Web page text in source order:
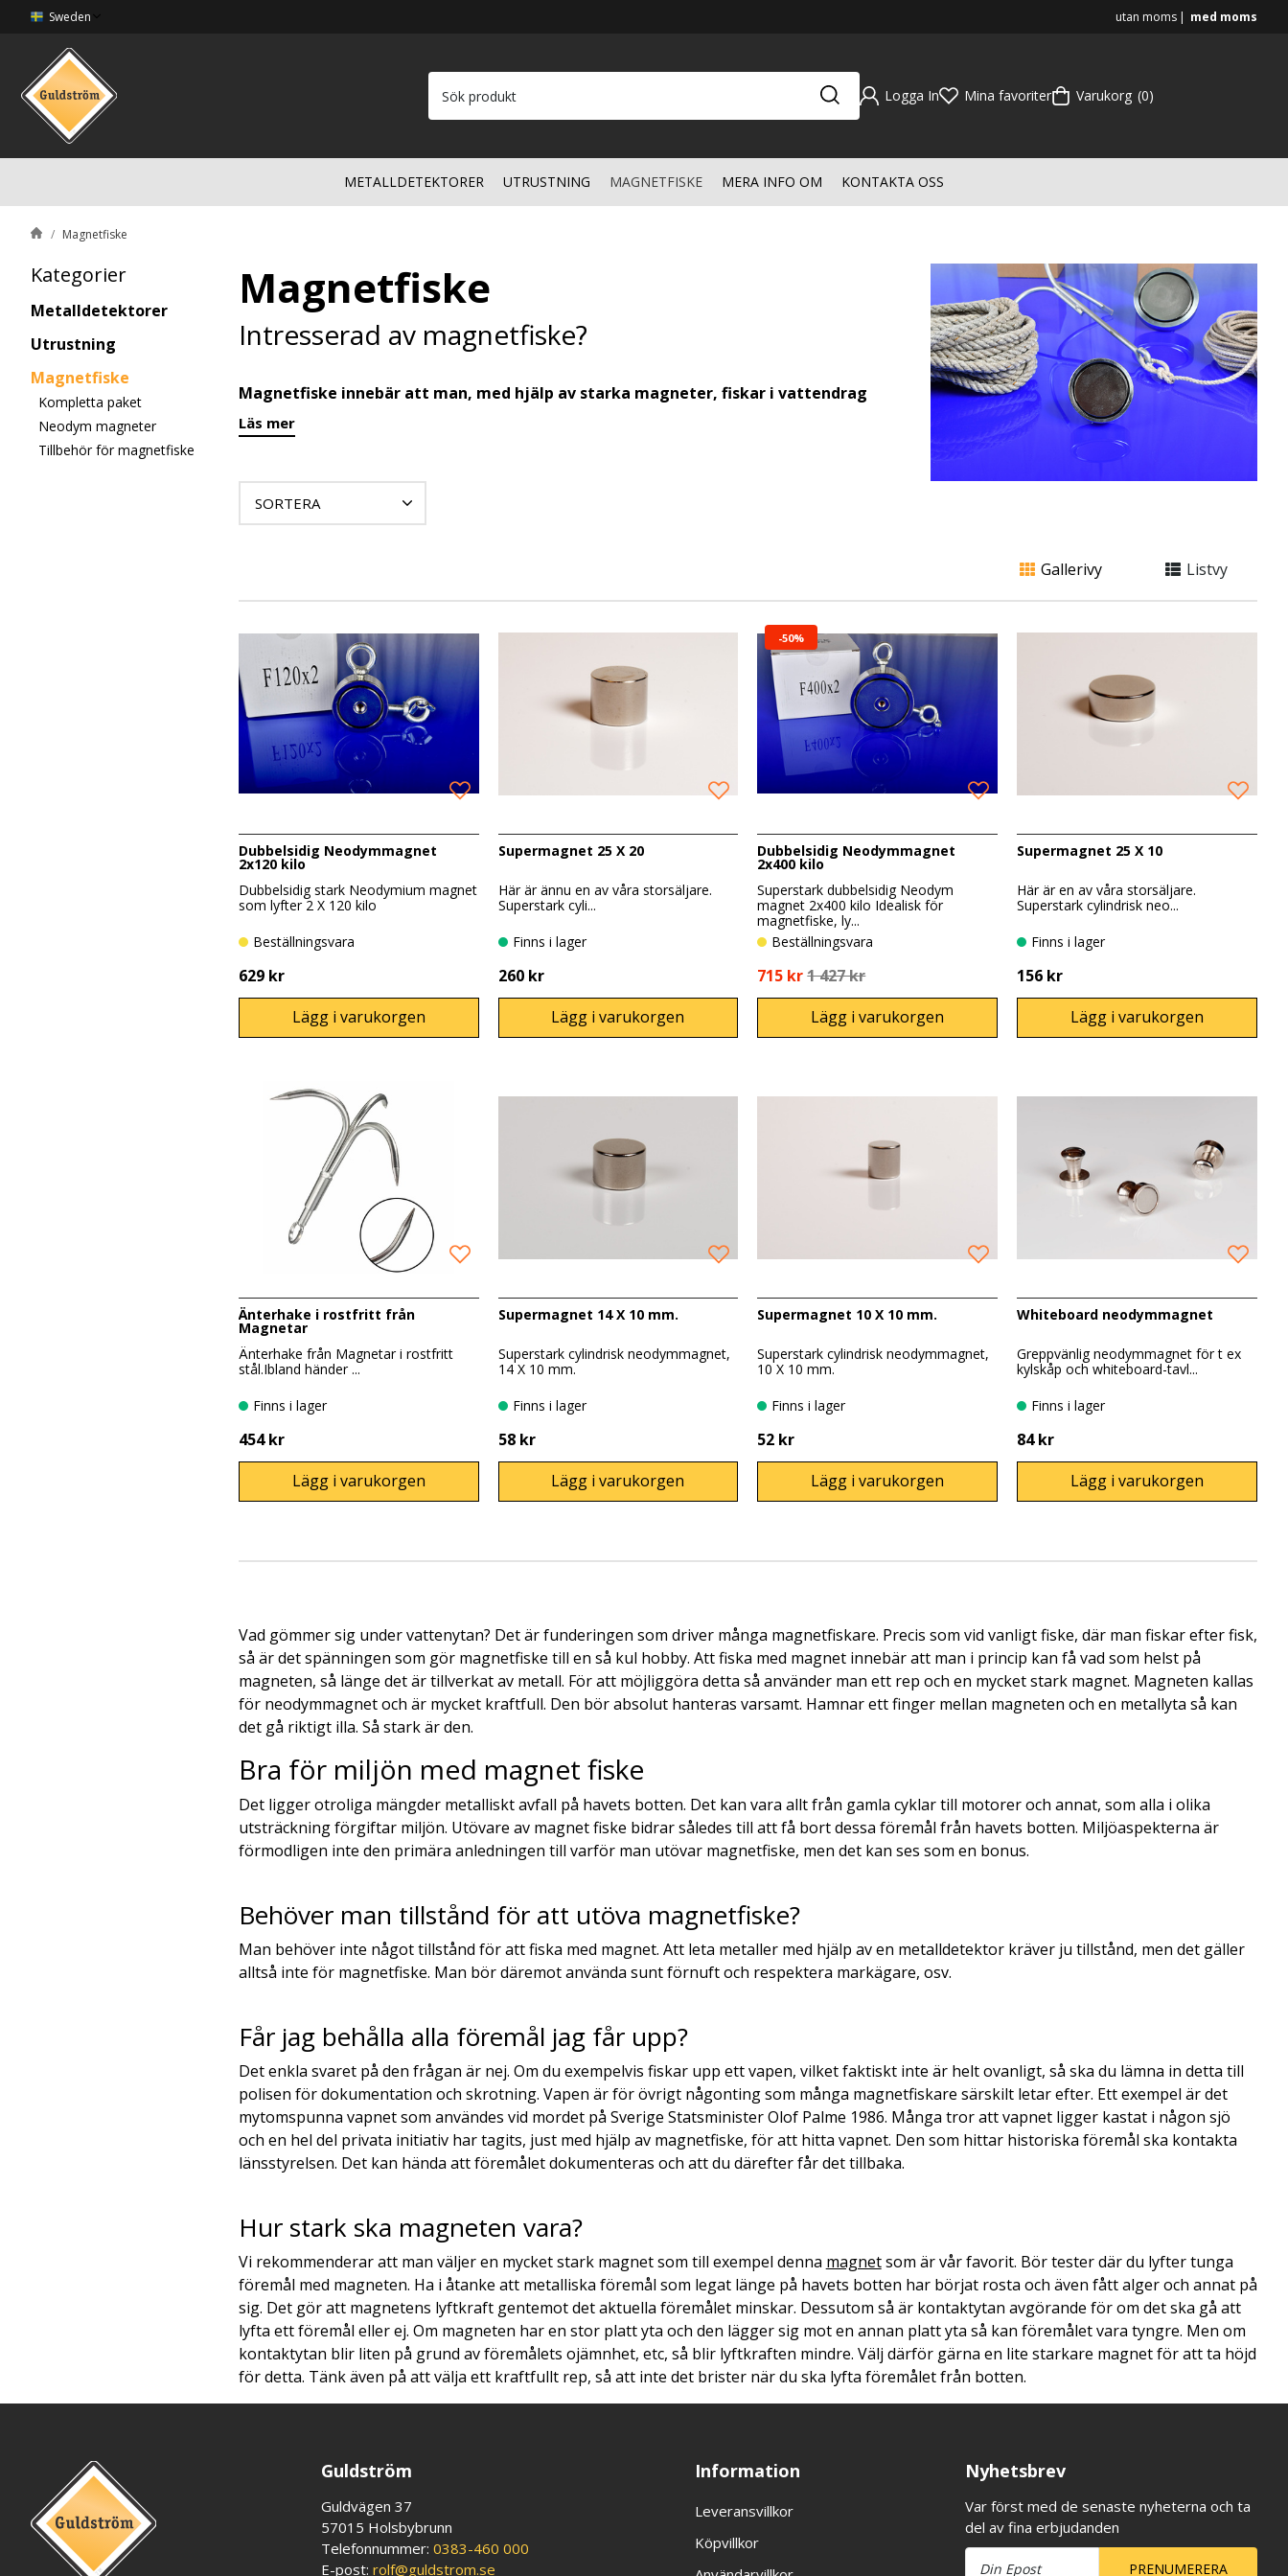
Sweden utan moms med moms
Logga In Mina favoriter Varukorg 0
METALLDETEKTORER UTRUSTNING MAGNETFISKE MERA INFO OM KONTAKTA OSS
Magnetfiske
Kategorier
Metalldetektorer
Utrustning
Magnetfiske
Kompletta paket
Neodym magneter
Tillbehör för magnetfiske
Magnetfiske
Intresserad av magnetfiske?
Magnetfiske innebär att man, med hjälp av starka magneter, fiskar i vattendrag
efter metallföremål. Tekniken har funnits ett bra tag och magnetfisket har länge
haft ett fåtal dedikerade utövare. På senare tid har dock intresset ökat och allt fler
Läs mer
SORTERA
Gallerivy Listvy
Dubbelsidig Neodymmagnet
2x120 kilo
Dubbelsidig stark Neodymium magnet
som lyfter 2 X 120 kilo
Beställningsvara
629 kr
Lägg i varukorgen
Supermagnet 25 X 20
Här är ännu en av våra storsäljare.
Superstark cyli...
Finns i lager
260 kr
Lägg i varukorgen
-50%
Dubbelsidig Neodymmagnet
2x400 kilo
Superstark dubbelsidig Neodym
magnet 2x400 kilo Idealisk för
magnetfiske, ly...
Beställningsvara
715 kr1 427 kr
Lägg i varukorgen
Supermagnet 25 X 10
Här är en av våra storsäljare.
Superstark cylindrisk neo...
Finns i lager
156 kr
Lägg i varukorgen
Änterhake i rostfritt från
Magnetar
Änterhake från Magnetar i rostfritt
stål.Ibland händer ...
Finns i lager
454 kr
Lägg i varukorgen
Supermagnet 14 X 10 mm.
Superstark cylindrisk neodymmagnet,
14 X 10 mm.
Finns i lager
58 kr
Lägg i varukorgen
Supermagnet 10 X 10 mm.
Superstark cylindrisk neodymmagnet,
10 X 10 mm.
Finns i lager
52 kr
Lägg i varukorgen
Whiteboard neodymmagnet
Greppvänlig neodymmagnet för t ex
kylskåp och whiteboard-tavl...
Finns i lager
84 kr
Lägg i varukorgen
Vad gömmer sig under vattenytan? Det är funderingen som driver många magnetfiskare. Precis som vid vanligt fiske, där man fiskar efter fisk,
så är det spänningen som gör magnetfiske till en så kul hobby. Att fiska med magnet innebär att man i princip kan få vad som helst på
magneten, så länge det är tillverkat av metall. För att möjliggöra detta så använder man ett rep och en mycket stark magnet. Magneten kallas
för neodymmagnet och är mycket kraftfull. Den bör absolut hanteras varsamt. Hamnar ett finger mellan magneten och en metallyta så kan
det gå riktigt illa. Så stark är den.
Bra för miljön med magnet fiske
Det ligger otroliga mängder metalliskt avfall på havets botten. Det kan vara allt från gamla cyklar till motorer och annat, som alla i olika
utsträckning förgiftar miljön. Utövare av magnet fiske bidrar således till att få bort dessa föremål från havets botten. Miljöaspekterna är
förmodligen inte den primära anledningen till varför man utövar magnetfiske, men det kan ses som en bonus.
Behöver man tillstånd för att utöva magnetfiske?
Man behöver inte något tillstånd för att fiska med magnet. Att leta metaller med hjälp av en metalldetektor kräver ju tillstånd, men det gäller
alltså inte för magnetfiske. Man bör däremot använda sunt förnuft och respektera markägare, osv.
Får jag behålla alla föremål jag får upp?
Det enkla svaret på den frågan är nej. Om du exempelvis fiskar upp ett vapen, vilket faktiskt inte är helt ovanligt, så ska du lämna in detta till
polisen för dokumentation och skrotning. Vapen är för övrigt någonting som många magnetfiskare särskilt letar efter. Ett exempel är det
mytomspunna vapnet som användes vid mordet på Sverige Statsminister Olof Palme 1986. Många tror att vapnet ligger kastat i någon sjö
och en hel del privata initiativ har tagits, just med hjälp av magnetfiske, för att hitta vapnet. Den som hittar historiska föremål ska kontakta
länsstyrelsen. Det kan hända att föremålet dokumenteras och att du därefter får det tillbaka.
Hur stark ska magneten vara?
Vi rekommenderar att man väljer en mycket stark magnet som till exempel denna magnetsom är vår favorit. Bör tester där du lyfter tunga
föremål med magneten. Ha i åtanke att metalliska föremål som legat länge på havets botten har börjat rosta och även fått alger och annat på
sig. Det gör att magnetens lyftkraft gentemot det aktuella föremålet minskar. Dessutom så är kontaktytan avgörande för om det ska gå att
lyfta ett föremål eller ej. Om magneten har en stor platt yta och den lägger sig mot en annan platt yta så kan föremålet vara tyngre. Men om
kontaktytan blir liten på grund av föremålets ojämnhet, etc, så blir lyftkraften mindre. Välj därför gärna en lite starkare magnet för att ta höjd
för detta. Tänk även på att välja ett kraftfullt rep, så att inte det brister när du ska lyfta föremålet från botten.
Guldström
Guldvägen 37
57015 Holsbybrunn
Telefonnummer:0383-460 000
E-post:rolf@guldstrom.se
Information
Leveransvillkor
Köpvillkor
Nyhetsbrev
Var först med de senaste nyheterna och ta
del av fina erbjudanden
PRENUMERERA